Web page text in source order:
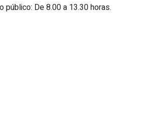
De 8.00 a 13.30 horas.